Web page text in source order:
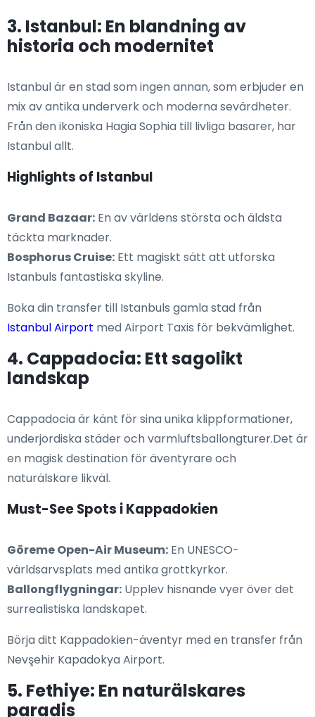
3. Istanbul: En blandning av
historia och modernitet
Istanbul är en stad som ingen annan, som erbjuder en
mix av antika underverk och moderna sevärdheter.
Från den ikoniska Hagia Sophia till livliga basarer, har
Istanbul allt.
Highlights of Istanbul
Grand Bazaar: En av världens största och äldsta
täckta marknader.
Bosphorus Cruise: Ett magiskt sätt att utforska
Istanbuls fantastiska skyline.
Boka din transfer till Istanbuls gamla stad från
Istanbul Airport med Airport Taxis för bekvämlighet.
4. Cappadocia: Ett sagolikt
landskap
Cappadocia är känt för sina unika klippformationer,
underjordiska städer och varmluftsballongturer.Det är
en magisk destination för äventyrare och
naturälskare likväl.
Must-See Spots i Kappadokien
Göreme Open-Air Museum: En UNESCO-
världsarvsplats med antika grottkyrkor.
Ballongflygningar: Upplev hisnande vyer över det
surrealistiska landskapet.
Börja ditt Kappadokien-äventyr med en transfer från
Nevşehir Kapadokya Airport.
5. Fethiye: En naturälskares
paradis